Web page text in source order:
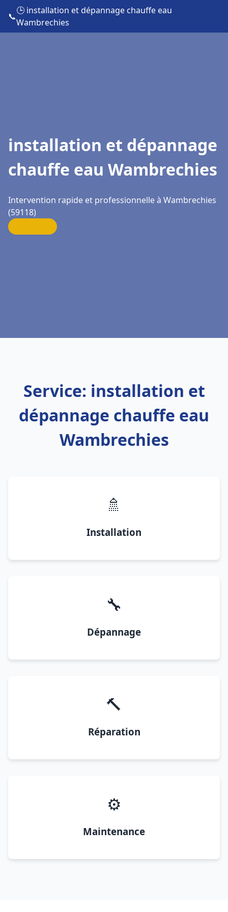
📞
🕒 installation et dépannage chauffe eau
Wambrechies
installation et dépannage
chauffe eau Wambrechies
Intervention rapide et professionnelle à Wambrechies
(59118)
Service: installation et
dépannage chauffe eau
Wambrechies
🚿
Installation
🔧
Dépannage
🔨
Réparation
⚙️
Maintenance